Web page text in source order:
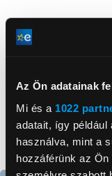
Az Ön adatainak
Mi és a 1022
adatait, így például
használva, mint a
hozzáférünk az